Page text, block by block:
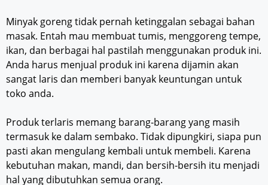
Minyak goreng tidak pernah ketinggalan sebagai bahan
masak. Entah mau membuat tumis, menggoreng tempe,
ikan, dan berbagai hal pastilah menggunakan produk ini.
Anda harus menjual produk ini karena dijamin akan
sangat laris dan memberi banyak keuntungan untuk
toko anda.
Produk terlaris memang barang-barang yang masih
termasuk ke dalam sembako. Tidak dipungkiri, siapa pun
pasti akan mengulang kembali untuk membeli. Karena
kebutuhan makan, mandi, dan bersih-bersih itu menjadi
hal yang dibutuhkan semua orang.